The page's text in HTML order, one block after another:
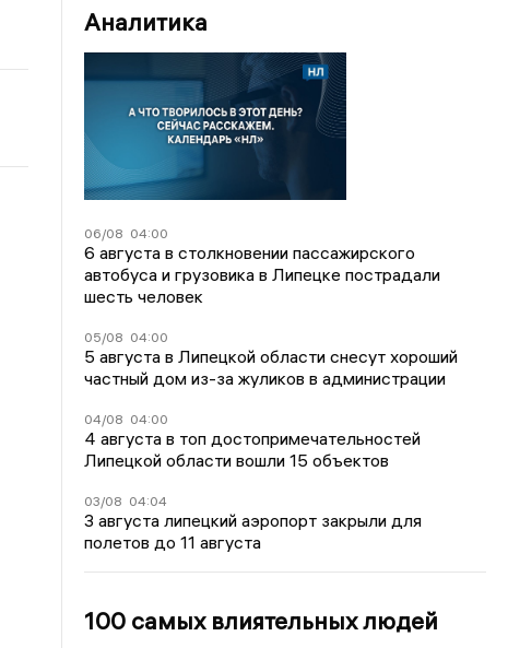
Аналитика
06/08 04:00
6 августа в столкновении пассажирского
автобуса и грузовика в Липецке пострадали
шесть человек
05/08 04:00
5 августа в Липецкой области снесут хороший
частный дом из-за жуликов в администрации
04/08 04:00
4 августа в топ достопримечательностей
Липецкой области вошли 15 объектов
03/08 04:04
3 августа липецкий аэропорт закрыли для
полетов до 11 августа
100 самых влиятельных людей